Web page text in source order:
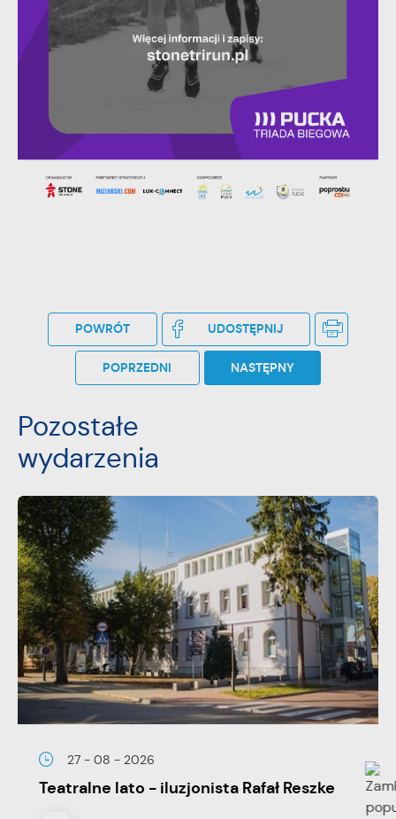
POWRÓT UDOSTĘPNIJ
POPRZEDNI NASTĘPNY
Pozostałe
wydarzenia
27 - 08 - 2026
Teatralne lato - iluzjonista Rafał Reszke
stronach podmiotów trzecich lub firm będących naszymi
partnerami oraz innych dostawców usług. Firmy te działają w
charakterze pośredników prezentujących nasze treści w
postaci wiadomości, ofert, komunikatów mediów